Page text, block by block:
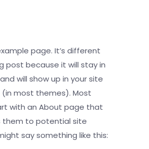
page. It’s different
post because it will stay in
will show up in your site
most themes). Most
with an About page that
them to potential site
say something like this: